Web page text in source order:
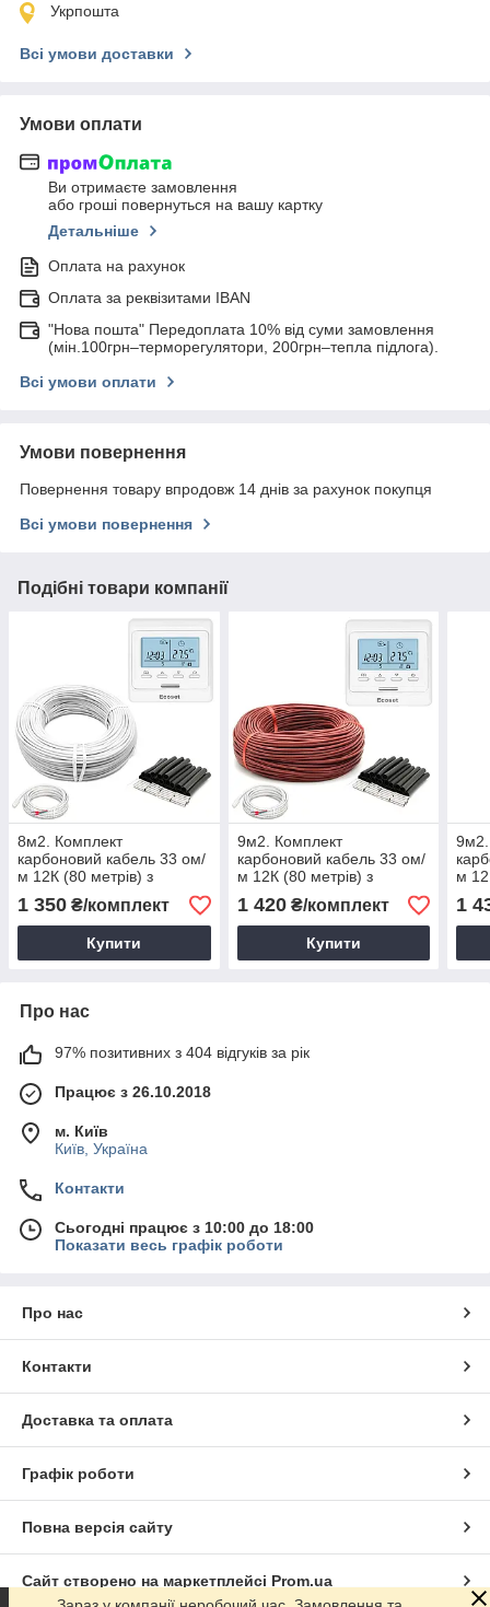
Укрпошта
Всі умови доставки
Умови оплати
Ви отримаєте замовлення
або гроші повернуться на вашу картку
Детальніше
Оплата на рахунок
Оплата за реквізитами IBAN
"Нова пошта" Передоплата 10% від суми замовлення
(мін.100грн–терморегулятори, 200грн–тепла підлога).
Всі умови оплати
Умови повернення
Повернення товару впродовж 14 днів за рахунок покупця
Всі умови повернення
Подібні товари компанії
8м2. Комплект
карбоновий кабель 33 ом/
м 12К (80 метрів) з
терморегулятором Ecoset
Е51
1 350 ₴/комплект
Купити
9м2. Комплект
карбоновий кабель 33 ом/
м 12К (80 метрів) з
терморегулятором Ecoset
Е51
1 420₴/комплект
Купити
м
Е51
1
Про нас
97% позитивних з 404 відгуків за рік
Працює з 26.10.2018
м. Київ
Київ, Україна
Контакти
Сьогодні працює з 10:00 до 18:00
Показати весь графік роботи
Про нас
Контакти
Доставка та оплата
Графік роботи
Повна версія сайту
Сайт створено на маркетплейсі Prom.ua